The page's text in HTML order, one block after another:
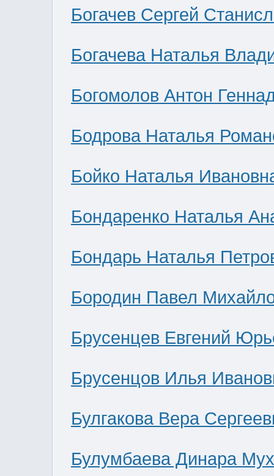
Богачев Сергей
Богачева Наталья
Богомолов Антон
Бодрова Наталья
Бойко Наталья
Бондаренко Наталья
Бондарь Наталья
Бородин Павел
Брусенцев Евгений
Брусенцов Илья
Булгакова Вера
Булумбаева Динара